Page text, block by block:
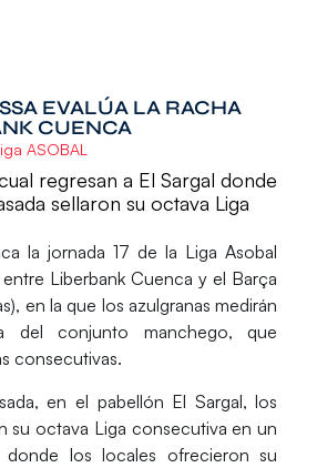
EVALÚA LA RACHA
CUENCA
ASOBAL
regresan a El Sargal donde
sellaron su octava Liga
la jornada 17 de la Liga Asobal
Liberbank Cuenca y el Barça
en la que los azulgranas medirán
del conjunto manchego, que
consecutivas.
en el pabellón El Sargal, los
su octava Liga consecutiva en un
donde los locales ofrecieron su